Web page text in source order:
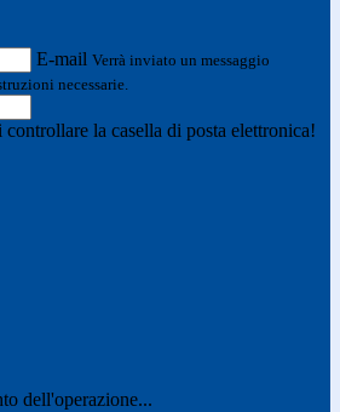
E-mail Verrà inviato un messaggio
necessarie.
la casella di posta elettronica!
dell'operazione...